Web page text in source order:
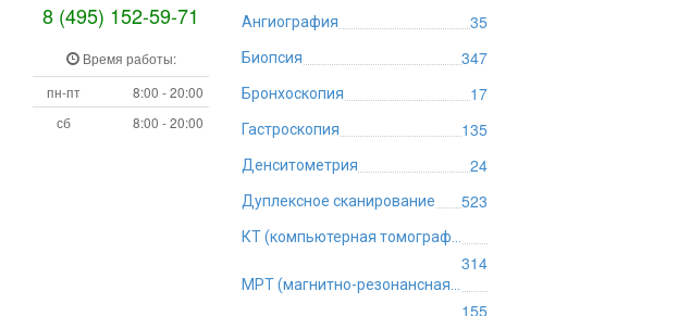
8 (495) 152-59-71
Время работы:
пн-пт
8:00 - 20:00
сб
8:00 - 20:00
Ангиография 35
Биопсия 347
Бронхоскопия 17
Гастроскопия 135
Денситометрия 24
Дуплексное сканирование 523
314
155